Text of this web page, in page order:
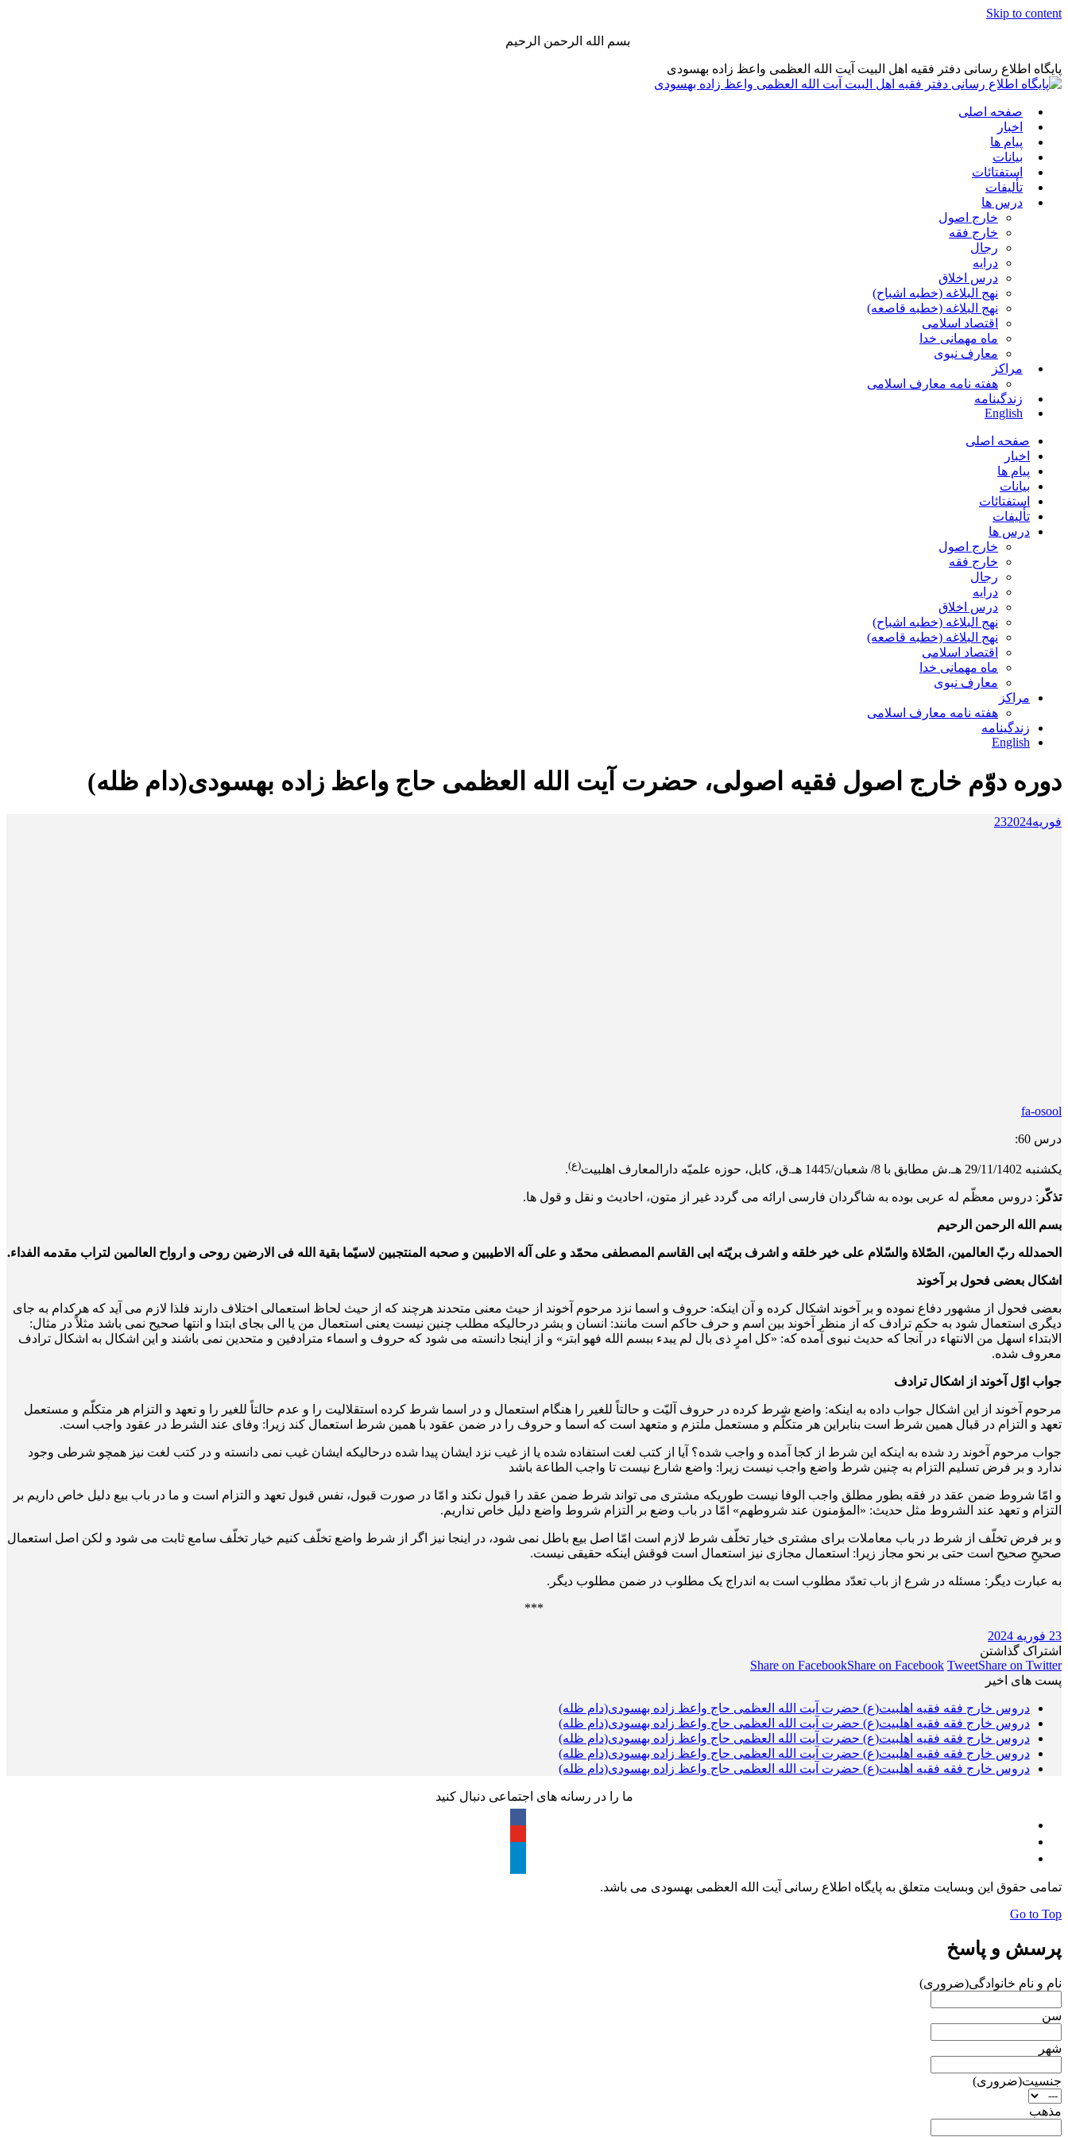
Skip to content
بسم الله الرحمن الرحیم
پایگاه اطلاع رسانی دفتر فقیه اهل البیت آیت الله العظمی واعظ زاده بهسودی
صفحه اصلی
اخبار
پیام ها
بیانات
استفتائات
تألیفات
درس ها
خارج اصول
خارج فقه
رجال
درایه
درس اخلاق
نهج البلاغه (خطبه اشباح)
نهج البلاغه (خطبه قاصعه)
اقتصاد اسلامی
ماه مهمانی خدا
معارف نبوی
مراکز
هفته نامه معارف اسلامی
زندگینامه
English
صفحه اصلی
اخبار
پیام ها
بیانات
استفتائات
تألیفات
درس ها
خارج اصول
خارج فقه
رجال
درایه
درس اخلاق
نهج البلاغه (خطبه اشباح)
نهج البلاغه (خطبه قاصعه)
اقتصاد اسلامی
ماه مهمانی خدا
معارف نبوی
مراکز
هفته نامه معارف اسلامی
زندگینامه
English
دوره دوّم خارج اصول فقیه اصولی، حضرت آیت الله العظمی حاج واعظ زاده بهسودی(دام ظله)
فوریه 232024
fa-osool
درس 60:
یکشنبه 29/11/1402 هـ.ش مطابق با 8/ شعبان/1445 هـ.ق، کابل، حوزه علمیّه دارالمعارف اهلبیت (ع).
تذکّر : دروس معظّم له عربی بوده به شاگردان فارسی ارائه می گردد غیر از متون، احادیث و نقل و قول ها.
بسم الله الرحمن الرحیم
الحمدلله ربّ العالمین، الصّلاة والسّلام علی خیر خلقه و اشرف بریّته ابی القاسم المصطفی محمّد و علی آله الاطیبین و صحبه المنتجبین لاسیّما بقیة الله فی الارضین روحی و ارواح العالمین لتراب مقدمه الفداء.
اشکال بعضی فحول بر آخوند
بعضی فحول از مشهور دفاع نموده و بر آخوند اشکال کرده و آن اینکه: حروف و اسما نزد مرحوم آخوند از حیث معنی متحدند هرچند که از حیث لحاظ استعمالی اختلاف دارند فلذا لازم می آید که هرکدام به جای
دیگری استعمال شود به حکم ترادف که از منظر آخوند بین اسم و حرف حاکم است مانند: انسان و بشر درحالی­که مطلب چنین نیست یعنی استعمال من یا الی بجای ابتدا و انتها صحیح نمی باشد مثلاً در مثال:
الابتداء اسهل من الانتهاء در آنجا که حدیث نبوی آمده که: «کل امرٍ ذی بال لم یبدء ببسم الله فهو ابتر» و از اینجا دانسته می شود که حروف و اسماء مترادفین و متحدین نمی باشند و این اشکال به اشکال ترادف
معروف شده.
جواب اوّل آخوند از اشکال ترادف
مرحوم آخوند از این اشکال جواب داده به اینکه: واضع شرط کرده در حروف آلیّت و حالتاً للغیر را هنگام استعمال و در اسما شرط کرده استقلالیت را و عدم حالتاً للغیر را و تعهد و التزام هر متکلّم و مستعمل
تعهد و التزام در قبال همین شرط است بنابراین هر متکلّم و مستعمل ملتزم و متعهد است که اسما و حروف را در ضمن عقود با همین شرط استعمال کند زیرا: وفای عند الشرط در عقود واجب است.
جواب مرحوم آخوند رد شده به اینکه این شرط از کجا آمده و واجب شده؟ آیا از کتب لغت استفاده شده یا از غیب نزد ایشان پیدا شده درحالی­که ایشان غیب نمی دانسته و در کتب لغت نیز همچو شرطی وجود
ندارد و بر فرض تسلیم التزام به چنین شرط واضع واجب نیست زیرا: واضع شارع نیست تا واجب الطاعة باشد
و امّا شروط ضمن عقد در فقه بطور مطلق واجب الوفا نیست طوری­که مشتری می تواند شرط ضمن عقد را قبول نکند و امّا در صورت قبول، نفس قبول تعهد و التزام است و ما در باب بیع دلیل خاص داریم بر
التزام و تعهد عند الشروط مثل حدیث: «المؤمنون عند شروطهم» امّا در باب وضع بر التزام شروط واضع دلیل خاص نداریم.
و بر فرض تخلّف از شرط در باب معاملات برای مشتری خیار تخلّف شرط لازم است امّا اصل بیع باطل نمی شود، در اینجا نیز اگر از شرط واضع تخلّف کنیم خیار تخلّف سامع ثابت می شود و لکن اصل استعمال
صحیحِ صحیح است حتی بر نحو مجاز زیرا: استعمال مجازی نیز استعمال است فوقش اینکه حقیقی نیست.
به عبارت دیگر: مسئله در شرع از باب تعدّد مطلوب است به اندراج یک مطلوب در ضمن مطلوب دیگر.
***
23 فوریه 2024
اشتراک گذاشتن
Share on FacebookShare on Facebook TweetShare on Twitter
پست های اخیر
دروس خارج فقه فقیه اهلبیت(ع) حضرت آیت الله العظمی حاج واعظ زاده بهسودی(دام ظله)
دروس خارج فقه فقیه اهلبیت(ع) حضرت آیت الله العظمی حاج واعظ زاده بهسودی(دام ظله)
دروس خارج فقه فقیه اهلبیت(ع) حضرت آیت الله العظمی حاج واعظ زاده بهسودی(دام ظله)
دروس خارج فقه فقیه اهلبیت(ع) حضرت آیت الله العظمی حاج واعظ زاده بهسودی(دام ظله)
دروس خارج فقه فقیه اهلبیت(ع) حضرت آیت الله العظمی حاج واعظ زاده بهسودی(دام ظله)
ما را در رسانه های اجتماعی دنبال کنید
تمامی حقوق این وبسایت متعلق به پایگاه اطلاع رسانی آیت الله العظمی بهسودی می باشد.
Go to Top
پرسش و پاسخ
نام و نام خانوادگی(ضروری)
سن
شهر
جنسیت(ضروری)
مذهب